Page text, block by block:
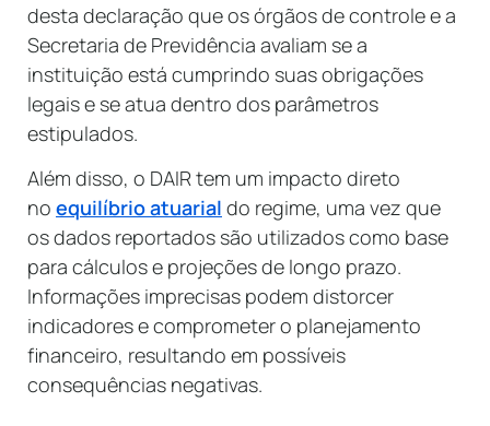
desta declaração que os órgãos de controle e a
Secretaria de Previdência avaliam se a
instituição está cumprindo suas obrigações
legais e se atua dentro dos parâmetros
estipulados.
Além disso, o DAIR tem um impacto direto
no equilíbrio atuarial do regime, uma vez que
os dados reportados são utilizados como base
para cálculos e projeções de longo prazo.
Informações imprecisas podem distorcer
indicadores e comprometer o planejamento
financeiro, resultando em possíveis
consequências negativas.